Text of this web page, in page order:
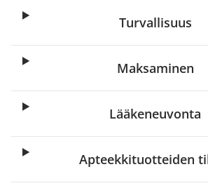
Turvallisuus
Maksaminen
Lääkeneuvonta
Apteekkituotteiden